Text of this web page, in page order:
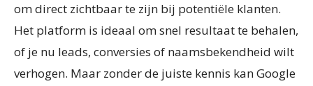
om direct zichtbaar te zijn bij potentiële klanten.
Het platform is ideaal om snel resultaat te behalen,
of je nu leads, conversies of naamsbekendheid wilt
verhogen. Maar zonder de juiste kennis kan Google